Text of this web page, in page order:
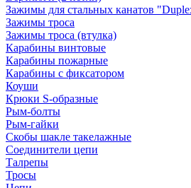
Зажимы для стальных канатов
Зажимы троса
Зажимы троса (втулка)
Карабины винтовые
Карабины пожарные
Карабины с фиксатором
Коуши
Крюки S-образные
Рым-болты
Рым-гайки
Скобы шакле такелажные
Соединители цепи
Талрепы
Тросы